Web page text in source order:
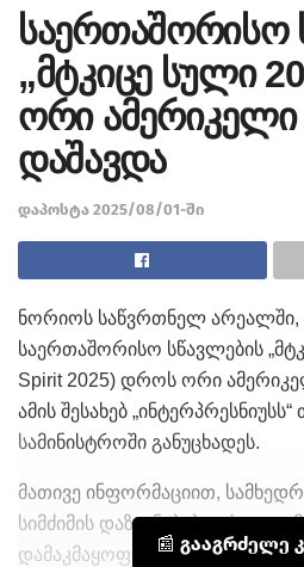
საერთაშორისო
„მტკიცე სული
ორი
დაშავდა
დაპოსტა 2025/08/01-ში
ნორიოს საწვრთნელ
საერთაშორისო სწავლების
Spirit 2025) დროს ორი
ამის შესახებ
სამინისტროში განუცხადეს.
მათივე ინფორმაციით,
სიმძიმის დაზიანებები აქვთ
დამაკმაყოფილებელია.
📰 გააგრძელე